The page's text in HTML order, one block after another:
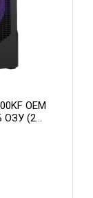
OEM
ОЗУ (2
GDDR7